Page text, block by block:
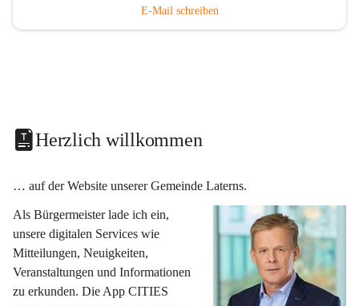
E-Mail schreiben
Herzlich willkommen
… auf der Website unserer Gemeinde Laterns.
Als Bürgermeister lade ich ein,
unsere digitalen Services wie
Mitteilungen, Neuigkeiten,
Veranstaltungen und Informationen
zu erkunden. Die App CITIES